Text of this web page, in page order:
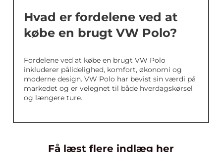
Hvad er fordelene ved at
købe en brugt VW Polo?
Fordelene ved at købe en brugt VW Polo
inkluderer pålidelighed, komfort, økonomi og
moderne design. VW Polo har bevist sin værdi på
markedet og er velegnet til både hverdagskørsel
og længere ture.
Få læst flere indlæg her